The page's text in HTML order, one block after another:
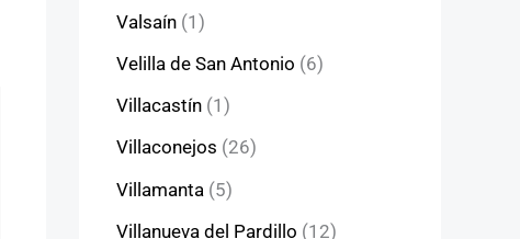
Valsaín (1)
Velilla de San Antonio (6)
Villacastín (1)
Villaconejos (26)
Villamanta (5)
Villanueva del Pardillo (12)